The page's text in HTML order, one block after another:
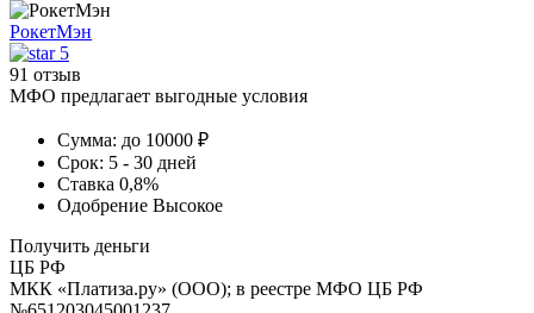
РокетМэн
5
91 отзыв
МФО предлагает выгодные условия
Сумма: до 10000 ₽
Срок: 5 - 30 дней
Ставка 0,8%
Одобрение Высокое
Получить деньги
ЦБ РФ
МКК «Платиза.ру» (ООО); в реестре МФО ЦБ РФ